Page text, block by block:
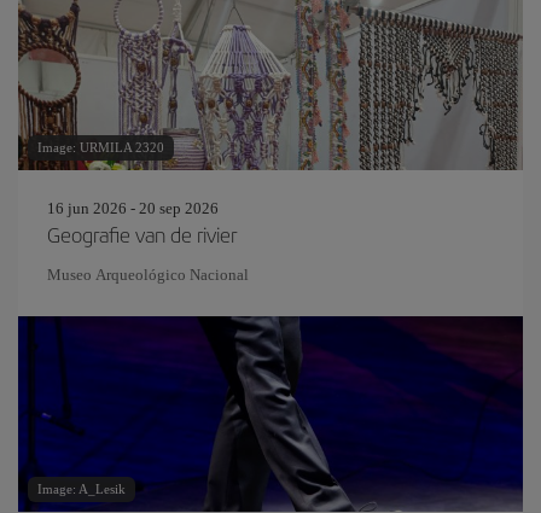
Image: URMILA 2320
16 jun 2026 - 20 sep 2026
Geografie van de rivier
Museo Arqueológico Nacional
Image: A_Lesik